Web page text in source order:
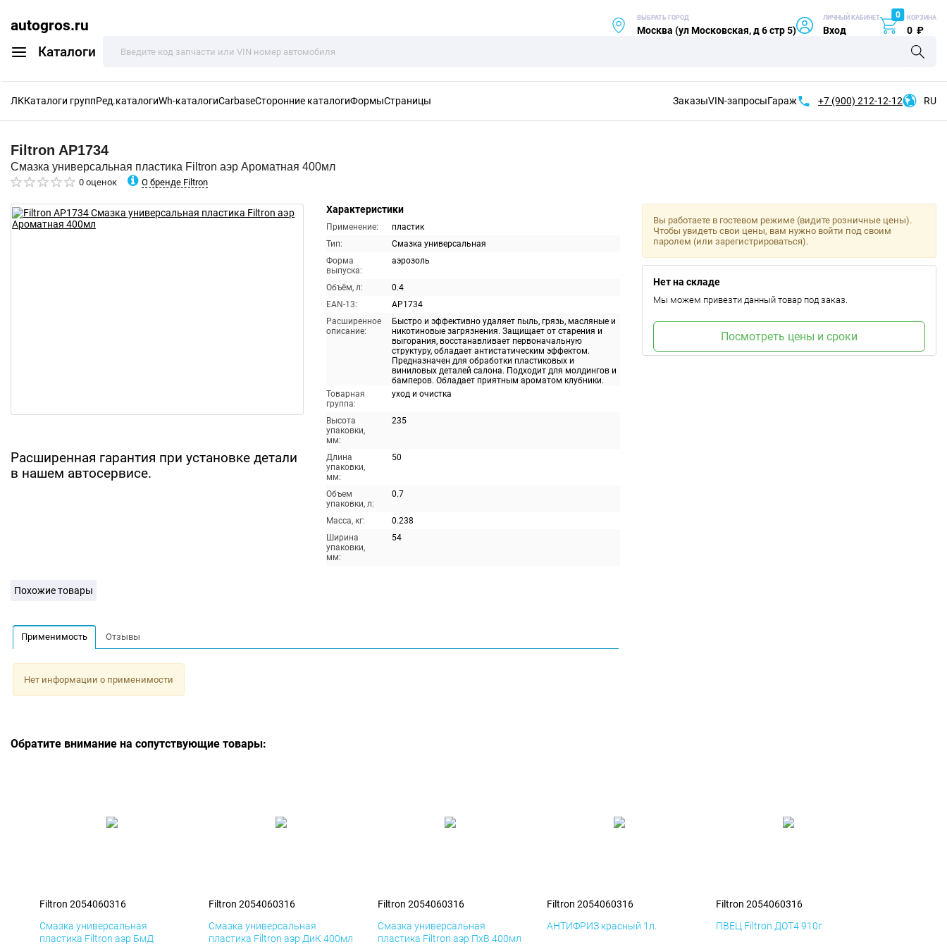
autogros.ru
Каталоги
ВЫБРАТЬ ГОРОД
Москва (ул Московская, д 6 стр 5)
ЛИЧНЫЙ КАБИНЕТ
Вход
0 КОРЗИНА
0 ₽
ЛККаталоги группРед.каталогиWh-каталогиCarbaseСторонние каталогиФормыСтраницы ЗаказыVIN-запросыГараж +7 (900) 212-12-12 RU
Filtron AP1734
Смазка универсальная пластика Filtron аэр Ароматная 400мл
0 оценок О бренде Filtron
Расширенная гарантия при установке детали
в нашем автосервисе.
Характеристики
Применение:
пластик
Тип:
Смазка универсальная
Форма
выпуска:
аэрозоль
Объём, л:
0.4
EAN-13:
AP1734
Расширенное
описание:
Быстро и эффективно удаляет пыль, грязь, масляные и
никотиновые загрязнения. Защищает от старения и
выгорания, восстанавливает первоначальную
структуру, обладает антистатическим эффектом.
Предназначен для обработки пластиковых и
виниловых деталей салона. Подходит для молдингов и
бамперов. Обладает приятным ароматом клубники.
Товарная
группа:
уход и очистка
Высота
упаковки,
мм:
235
Длина
упаковки,
мм:
50
Объем
упаковки, л:
0.7
Масса, кг:
0.238
Ширина
упаковки,
мм:
54
Вы работаете в гостевом режиме (видите розничные цены).
Чтобы увидеть свои цены, вам нужно войти под своим
паролем (или зарегистрироваться).
Нет на складе
Мы можем привезти данный товар под заказ.
Посмотреть цены и сроки
Похожие товары
Применимость Отзывы
Нет информации о применимости
Обратите внимание на сопутствующие товары:
Filtron 2054060316
Смазка универсальная
пластика Filtron аэр БмД
Filtron 2054060316
Смазка универсальная
пластика Filtron аэр ДиК 400мл
Filtron 2054060316
Смазка универсальная
пластика Filtron аэр ПхВ 400мл
Filtron 2054060316
АНТИФРИЗ красный 1л.
Filtron 2054060316
ПВЕЦ Filtron ДОТ4 910г